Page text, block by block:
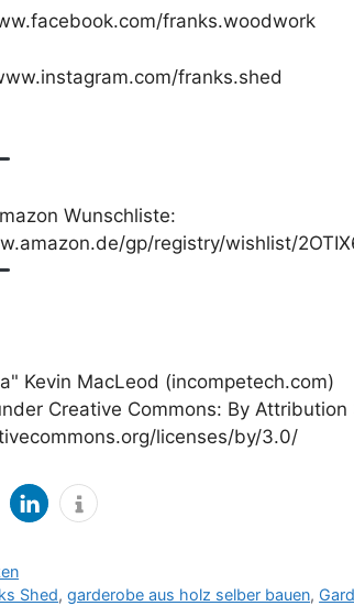
franks.woodwork
franks.shed
Wunschliste:
gp/registry/wishlist/
Kevin MacLeod (incompetech.com)
Creative Commons: By Attribution
licenses/by/3.0/
Shed,garderobe aus holz selber bauen,